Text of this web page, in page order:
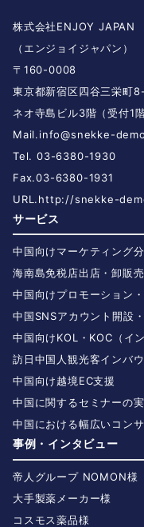
株式会社ENJOY JAPAN
（エンジョイジャパン）
〒160-0008
東京都新宿区四谷三栄町
ネオ寺島ビル3階（受付1階
Mail.info@snekke-
Tel. 03-6380-1930
Fax.03-6380-1931
URL.http://snekke-
サービス
中国向けマーケティング
海南島免税店出店・卸販
中国向けプロモーション
中国SNSアカウント開設
中国向けKOL・KOC（イ
訪日中国人観光客インバ
中国向け越境EC支援
中国に関するセミナーの
中国における幅広いコン
事例・インタビュー
帝人グループ NOMON様
大手製薬メーカー様
コスモス薬品様